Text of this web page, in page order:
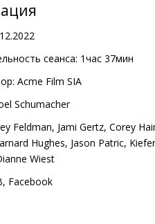
сеанса: 1час 37мин
Acme Film SIA
Schumacher
Feldman, Jami Gertz, Corey
Hughes, Jason Patric, Kiefer
Wiest
, Facebook